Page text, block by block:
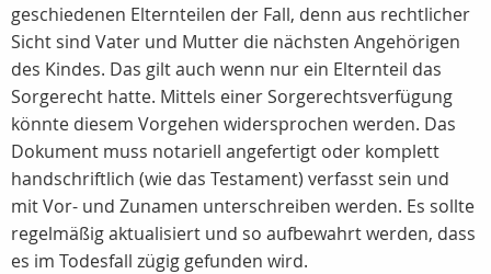
geschiedenen Elternteilen der Fall, denn aus rechtlicher
Sicht sind Vater und Mutter die nächsten Angehörigen
des Kindes. Das gilt auch wenn nur ein Elternteil das
Sorgerecht hatte. Mittels einer Sorgerechtsverfügung
könnte diesem Vorgehen widersprochen werden. Das
Dokument muss notariell angefertigt oder komplett
handschriftlich (wie das Testament) verfasst sein und
mit Vor- und Zunamen unterschreiben werden. Es sollte
regelmäßig aktualisiert und so aufbewahrt werden, dass
es im Todesfall zügig gefunden wird.